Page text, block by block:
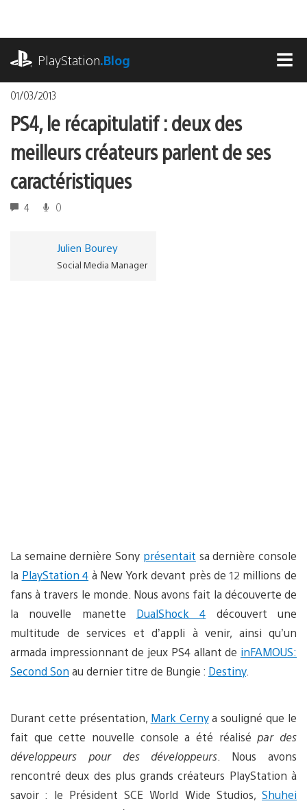
contenu
PlayStation.Blog
01/03/2013
PS4, le récapitulatif : deux des
meilleurs créateurs parlent de ses
caractéristiques
4 0
Julien Bourey
Social Media Manager
La semaine dernière Sony présentait sa dernière console
la PlayStation 4 à New York devant près de 12 millions de
fans à travers le monde. Nous avons fait la découverte de
la nouvelle manette DualShock 4 découvert une
multitude de services et d’appli à venir, ainsi qu’un
armada impressionnant de jeux PS4 allant de inFAMOUS:
Second Son au dernier titre de Bungie : Destiny.
Durant cette présentation, Mark Cernya souligné que le
fait que cette nouvelle console a été réalisé par des
développeurs pour des développeurs . Nous avons
rencontré deux des plus grands créateurs PlayStation à
savoir : le Président SCE World Wide Studios, Shuhei